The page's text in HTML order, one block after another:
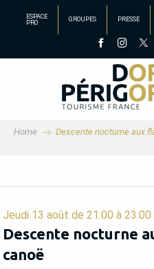
principal
ESPACE
PRO
GROUPES PRESSE
Home Descente nocturne aux
Jeudi 13 août de 21:00 à 23:00
Descente nocturne
canoë